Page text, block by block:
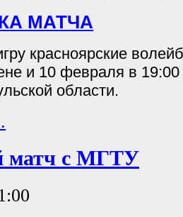
МАТЧА
красноярские
и 10 февраля в
области.
матч с МГТУ